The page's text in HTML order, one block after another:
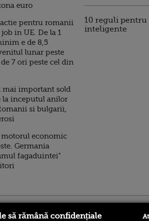
euro
pentru romanii
in UE. De la 1
e de 8,5
lunar peste
7 ori peste cel din
mai important sold
la inceputul anilor
si bulgarii,
economic
Germania
fagaduintei”
10 reguli
inteligente
să rămână confidențiale